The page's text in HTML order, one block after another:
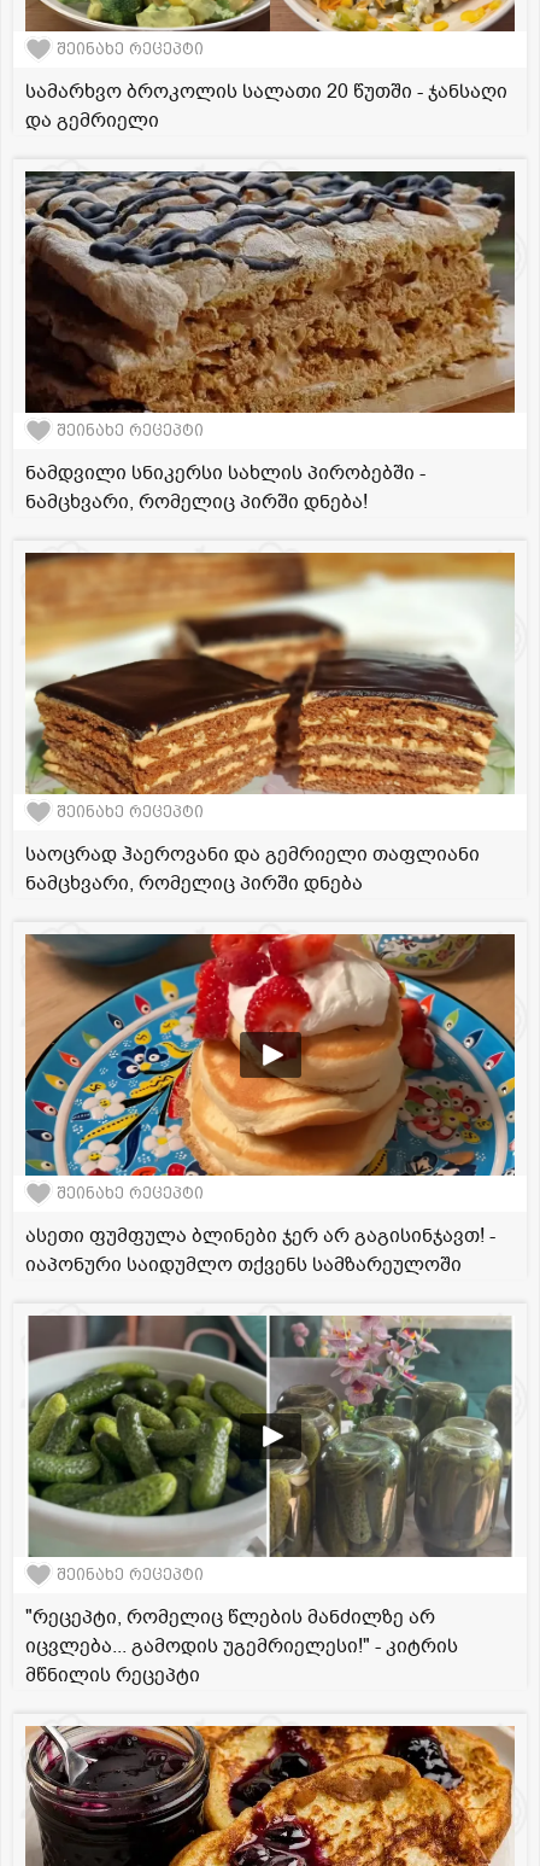
შეინახე რეცეპტი
სამარხვო ბროკოლის სალათი 20 წუთში - ჯანსაღი
და გემრიელი
შეინახე რეცეპტი
ნამდვილი სნიკერსი სახლის პირობებში -
ნამცხვარი, რომელიც პირში დნება!
შეინახე რეცეპტი
საოცრად ჰაეროვანი და გემრიელი თაფლიანი
ნამცხვარი, რომელიც პირში დნება
შეინახე რეცეპტი
ასეთი ფუმფულა ბლინები ჯერ არ გაგისინჯავთ! -
იაპონური საიდუმლო თქვენს სამზარეულოში
შეინახე რეცეპტი
"რეცეპტი, რომელიც წლების მანძილზე არ
იცვლება... გამოდის უგემრიელესი!" - კიტრის
მწნილის რეცეპტი